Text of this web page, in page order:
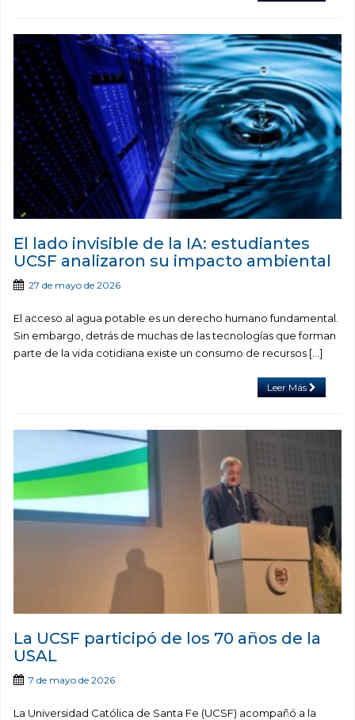
El lado invisible de la IA: estudiantes
UCSF analizaron su impacto ambiental
27 de mayo de 2026
El acceso al agua potable es un derecho humano fundamental.
Sin embargo, detrás de muchas de las tecnologías que forman
parte de la vida cotidiana existe un consumo de recursos […]
Leer Más
La UCSF participó de los 70 años de la
USAL
7 de mayo de 2026
La Universidad Católica de Santa Fe (UCSF) acompañó a la